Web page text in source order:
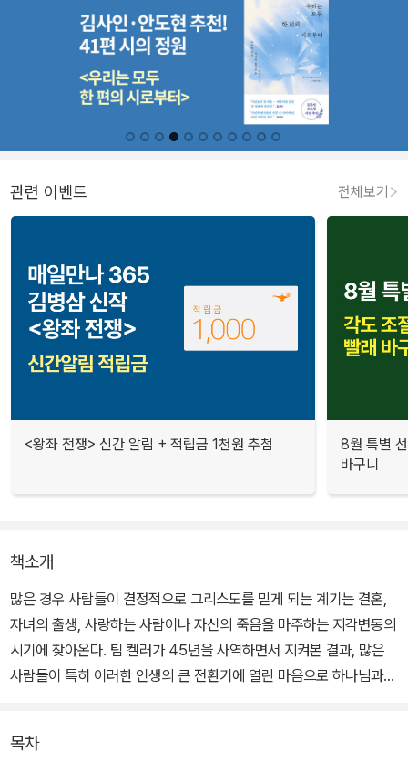
관련 이벤트 전체보기
<왕좌 전쟁> 신간 알림 + 적립금 1천원 추첨
8월 특별
바구니
책소개
많은 경우 사람들이 결정적으로 그리스도를 믿게 되는 계기는 결혼,
자녀의 출생, 사랑하는 사람이나 자신의 죽음을 마주하는 지각변동의
시기에 찾아온다. 팀 켈러가 45년을 사역하면서 지켜본 결과, 많은
사람들이 특히 이러한 인생의 큰 전환기에 열린 마음으로 하나님과의
삶의 중대한 변화의 시즌을 통과하는 이들이 '진정으로 변화된 삶'이
목차